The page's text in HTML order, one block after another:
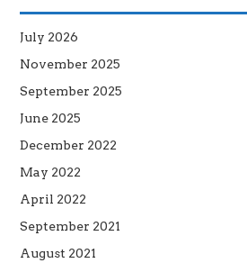
July 2026
November 2025
September 2025
June 2025
December 2022
May 2022
April 2022
September 2021
August 2021